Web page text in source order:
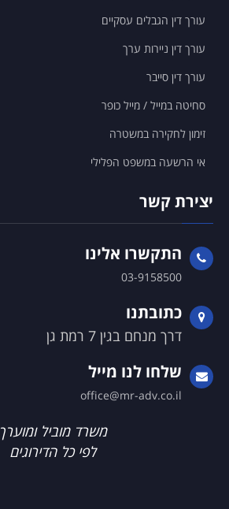
עורך דין הגבלים עסקיים
עורך דין ניירות ערך
עורך דין סייבר
סחיטה במייל / מייל כופר
זימון לחקירה במשטרה
אי הרשעה במשפט הפלילי
יצירת קשר
התקשרו אלינו
03-9158500
כתובתנו
דרך מנחם בגין 7 רמת גן
שלחו לנו מייל
office@mr-adv.co.il
משרד מוביל ומוערך
לפי כל הדירוגים